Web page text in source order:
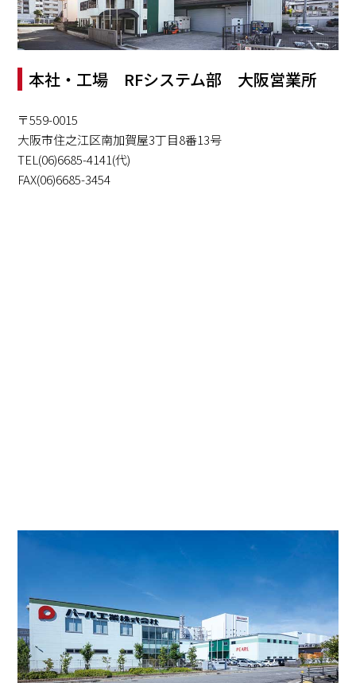
本社・工場 RFシステム部 大阪営業所
〒559-0015
大阪市住之江区南加賀屋3丁目8番13号
TEL(06)6685-4141(代)
FAX(06)6685-3454